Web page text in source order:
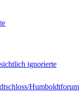
ignorierte
Humboldtforum